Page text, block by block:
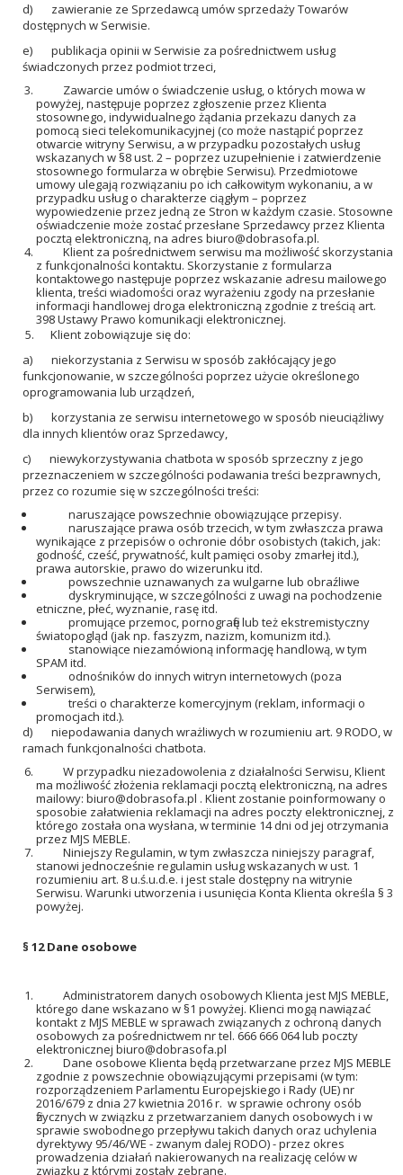
d) zawieranie ze Sprzedawcą umów sprzedaży Towarów
dostępnych w Serwisie.
e) publikacja opinii w Serwisie za pośrednictwem usług
świadczonych przez podmiot trzeci,
Zawarcie umów o świadczenie usług, o których mowa w
powyżej, następuje poprzez zgłoszenie przez Klienta
stosownego, indywidualnego żądania przekazu danych za
pomocą sieci telekomunikacyjnej (co może nastąpić poprzez
otwarcie witryny Serwisu, a w przypadku pozostałych usług
wskazanych w §8 ust. 2 – poprzez uzupełnienie i zatwierdzenie
stosownego formularza w obrębie Serwisu). Przedmiotowe
umowy ulegają rozwiązaniu po ich całkowitym wykonaniu, a w
przypadku usług o charakterze ciągłym – poprzez
wypowiedzenie przez jedną ze Stron w każdym czasie. Stosowne
oświadczenie może zostać przesłane Sprzedawcy przez Klienta
pocztą elektroniczną, na adres biuro@dobrasofa.pl.
Klient za pośrednictwem serwisu ma możliwość skorzystania
z funkcjonalności kontaktu. Skorzystanie z formularza
kontaktowego następuje poprzez wskazanie adresu mailowego
klienta, treści wiadomości oraz wyrażeniu zgody na przesłanie
informacji handlowej droga elektroniczną zgodnie z treścią art.
398 Ustawy Prawo komunikacji elektronicznej.
5. Klient zobowiązuje się do:
a) niekorzystania z Serwisu w sposób zakłócający jego
funkcjonowanie, w szczególności poprzez użycie określonego
oprogramowania lub urządzeń,
b) korzystania ze serwisu internetowego w sposób nieuciążliwy
dla innych klientów oraz Sprzedawcy,
c) niewykorzystywania chatbota w sposób sprzeczny z jego
przeznaczeniem w szczególności podawania treści bezprawnych,
przez co rozumie się w szczególności treści:
naruszające powszechnie obowiązujące przepisy.
naruszające prawa osób trzecich, w tym zwłaszcza prawa
wynikające z przepisów o ochronie dóbr osobistych (takich, jak:
godność, cześć, prywatność, kult pamięci osoby zmarłej itd.),
prawa autorskie, prawo do wizerunku itd.
powszechnie uznawanych za wulgarne lub obraźliwe
dyskryminujące, w szczególności z uwagi na pochodzenie
etniczne, płeć, wyznanie, rasę itd.
promujące przemoc, pornografię lub też ekstremistyczny
światopogląd (jak np. faszyzm, nazizm, komunizm itd.).
stanowiące niezamówioną informację handlową, w tym
SPAM itd.
odnośników do innych witryn internetowych (poza
Serwisem),
treści o charakterze komercyjnym (reklam, informacji o
promocjach itd.).
d) niepodawania danych wrażliwych w rozumieniu art. 9 RODO, w
ramach funkcjonalności chatbota.
W przypadku niezadowolenia z działalności Serwisu, Klient
ma możliwość złożenia reklamacji pocztą elektroniczną, na adres
mailowy: biuro@dobrasofa.pl . Klient zostanie poinformowany o
sposobie załatwienia reklamacji na adres poczty elektronicznej, z
którego została ona wysłana, w terminie 14 dni od jej otrzymania
przez MJS MEBLE.
Niniejszy Regulamin, w tym zwłaszcza niniejszy paragraf,
stanowi jednocześnie regulamin usług wskazanych w ust. 1
rozumieniu art. 8 u.ś.u.d.e. i jest stale dostępny na witrynie
Serwisu. Warunki utworzenia i usunięcia Konta Klienta określa § 3
powyżej.
§ 12 Dane osobowe
Administratorem danych osobowych Klienta jest MJS MEBLE,
którego dane wskazano w §1 powyżej. Klienci mogą nawiązać
kontakt z MJS MEBLE w sprawach związanych z ochroną danych
osobowych za pośrednictwem nr tel. 666 666 064 lub poczty
elektronicznej biuro@dobrasofa.pl
Dane osobowe Klienta będą przetwarzane przez MJS MEBLE
zgodnie z powszechnie obowiązującymi przepisami (w tym:
rozporządzeniem Parlamentu Europejskiego i Rady (UE) nr
2016/679 z dnia 27 kwietnia 2016 r. w sprawie ochrony osób
fizycznych w związku z przetwarzaniem danych osobowych i w
sprawie swobodnego przepływu takich danych oraz uchylenia
dyrektywy 95/46/WE - zwanym dalej RODO) - przez okres
prowadzenia działań nakierowanych na realizację celów w
związku z którymi zostały zebrane.